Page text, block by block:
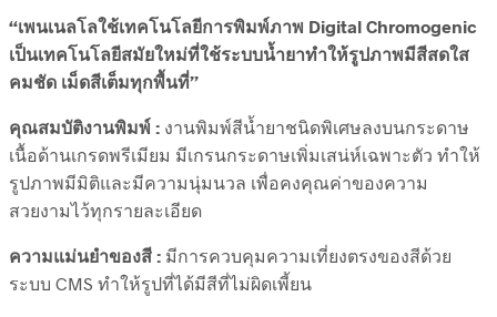
“เพนเนลโลใช้เทคโนโลยีการพิมพ์ภาพ Digital Chromogenic
เป็นเทคโนโลยีสมัยใหม่ที่ใช้ระบบน้ำยาทำให้รูปภาพมีสีสดใส
คมชัด เม็ดสีเต็มทุกพื้นที่”
คุณสมบัติงานพิมพ์ : งานพิมพ์สีน้ำยาชนิดพิเศษลงบนกระดาษ
เนื้อด้านเกรดพรีเมียม มีเกรนกระดาษเพิ่มเสน่ห์เฉพาะตัว ทำให้
รูปภาพมีมิติและมีความนุ่มนวล เพื่อคงคุณค่าของความ
สวยงามไว้ทุกรายละเอียด
ความแม่นยำของสี : มีการควบคุมความเที่ยงตรงของสีด้วย
ระบบ CMS ทำให้รูปที่ได้มีสีที่ไม่ผิดเพี้ยน